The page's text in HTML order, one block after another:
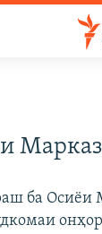
ба Осиёи